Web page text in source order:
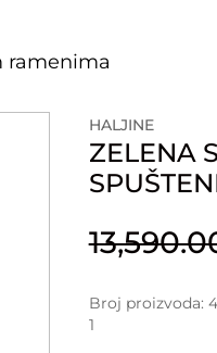
ramenima
HALJINE
ZELENA
Broj proizvoda:
1